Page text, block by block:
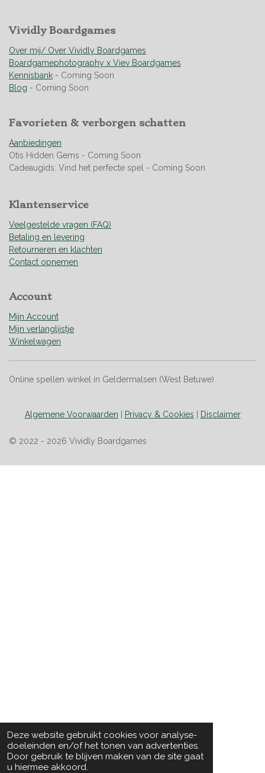
Deze website gebruikt cookies voor analyse-
doeleinden en/of het tonen van advertenties.
Door gebruik te blijven maken van de site gaat
u hiermee akkoord.
n
g
:
4
.
9
7
0
4
2
3
2
1
s
t
r
e
n
r r
r
e
n
r
r
e
n
r
r
e
n
r
r
e
n
n
Vividly Boardgames
Over mij/ Over Vividly Boardgames
Boardgamephotography x Viev Boardgames
Kennisbank - Coming Soon
Blog - Coming Soon
Favorieten & verborgen schatten
Aanbiedingen
Otis Hidden Gems - Coming Soon
Cadeaugids: Vind het perfecte spel - Coming Soon
Klantenservice
Veelgestelde vragen (FAQ)
Betaling en levering
Retourneren en klachten
Contact opnemen
Account
Mijn Account
Mijn verlanglijstje
Winkelwagen
Online spellen winkel in Geldermalsen (West Betuwe)
Algemene Voorwaarden Privacy & Cookies Disclaimer
© 2022 - 2026 Vividly Boardgames